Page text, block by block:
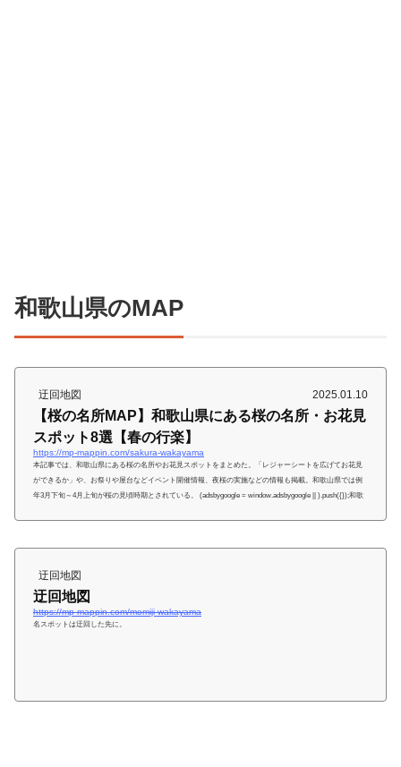
和歌山県のMAP
迂回地図 2025.01.10
【桜の名所MAP】和歌山県にある桜の名所・お花見
スポット8選【春の行楽】
https://mp-mappin.com/sakura-wakayama
本記事では、和歌山県にある桜の名所やお花見スポットをまとめた。「レジャーシートを広げてお花見
ができるか」や、お祭りや屋台などイベント開催情報、夜桜の実施などの情報も掲載。和歌山県では例
年3月下旬～4月上旬が桜の見頃時期とされている。 (adsbygoogle = window.adsbygoogle || ).push({});和歌
迂回地図
迂回地図
https://mp-mappin.com/momiji-wakayama
名スポットは迂回した先に。